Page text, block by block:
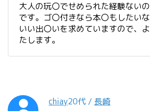
大人の玩〇でせめられた経験ない
です。ゴ〇付きなら本〇もしたいな
いい出〇いを求めていますので、
たします。
chiay20代 / 長崎